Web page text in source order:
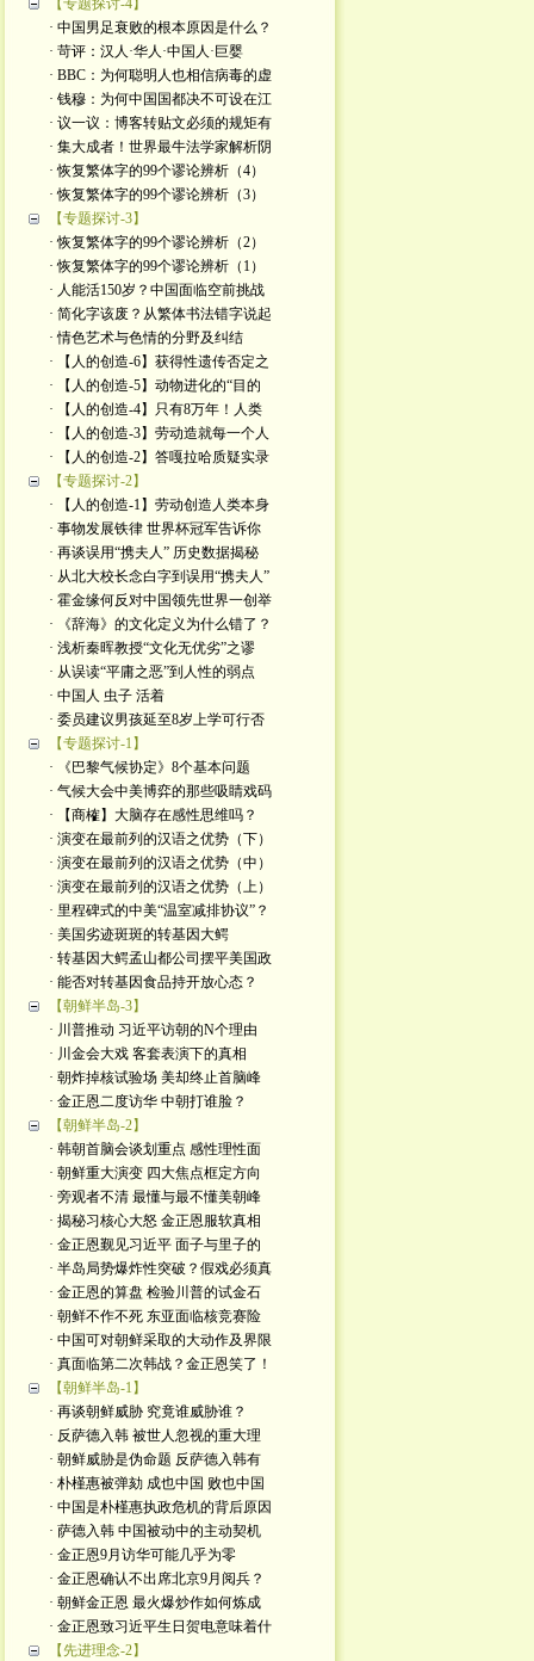
【专题探讨-4】
· 中国男足衰败的根本原因是什么？
· 苛评：汉人·华人·中国人·巨婴
· BBC：为何聪明人也相信病毒的虚
· 钱穆：为何中国国都决不可设在江
· 议一议：博客转贴文必须的规矩有
· 集大成者！世界最牛法学家解析阴
· 恢复繁体字的99个谬论辨析（4）
· 恢复繁体字的99个谬论辨析（3）
【专题探讨-3】
· 恢复繁体字的99个谬论辨析（2）
· 恢复繁体字的99个谬论辨析（1）
· 人能活150岁？中国面临空前挑战
· 简化字该废？从繁体书法错字说起
· 情色艺术与色情的分野及纠结
· 【人的创造-6】获得性遗传否定之
· 【人的创造-5】动物进化的“目的
· 【人的创造-4】只有8万年！人类
· 【人的创造-3】劳动造就每一个人
· 【人的创造-2】答嘎拉哈质疑实录
【专题探讨-2】
· 【人的创造-1】劳动创造人类本身
· 事物发展铁律 世界杯冠军告诉你
· 再谈误用“携夫人” 历史数据揭秘
· 从北大校长念白字到误用“携夫人”
· 霍金缘何反对中国领先世界一创举
· 《辞海》的文化定义为什么错了？
· 浅析秦晖教授“文化无优劣”之谬
· 从误读“平庸之恶”到人性的弱点
· 中国人 虫子 活着
· 委员建议男孩延至8岁上学可行否
【专题探讨-1】
· 《巴黎气候协定》8个基本问题
· 气候大会中美博弈的那些吸睛戏码
· 【商榷】大脑存在感性思维吗？
· 演变在最前列的汉语之优势（下）
· 演变在最前列的汉语之优势（中）
· 演变在最前列的汉语之优势（上）
· 里程碑式的中美“温室减排协议”？
· 美国劣迹斑斑的转基因大鳄
· 转基因大鳄孟山都公司摆平美国政
· 能否对转基因食品持开放心态？
【朝鲜半岛-3】
· 川普推动 习近平访朝的N个理由
· 川金会大戏 客套表演下的真相
· 朝炸掉核试验场 美却终止首脑峰
· 金正恩二度访华 中朝打谁脸？
【朝鲜半岛-2】
· 韩朝首脑会谈划重点 感性理性面
· 朝鲜重大演变 四大焦点框定方向
· 旁观者不清 最懂与最不懂美朝峰
· 揭秘习核心大怒 金正恩服软真相
· 金正恩觐见习近平 面子与里子的
· 半岛局势爆炸性突破？假戏必须真
· 金正恩的算盘 检验川普的试金石
· 朝鲜不作不死 东亚面临核竞赛险
· 中国可对朝鲜采取的大动作及界限
· 真面临第二次韩战？金正恩笑了！
【朝鲜半岛-1】
· 再谈朝鲜威胁 究竟谁威胁谁？
· 反萨德入韩 被世人忽视的重大理
· 朝鲜威胁是伪命题 反萨德入韩有
· 朴槿惠被弹劾 成也中国 败也中国
· 中国是朴槿惠执政危机的背后原因
· 萨德入韩 中国被动中的主动契机
· 金正恩9月访华可能几乎为零
· 金正恩确认不出席北京9月阅兵？
· 朝鲜金正恩 最火爆炒作如何炼成
· 金正恩致习近平生日贺电意味着什
【先进理念-2】